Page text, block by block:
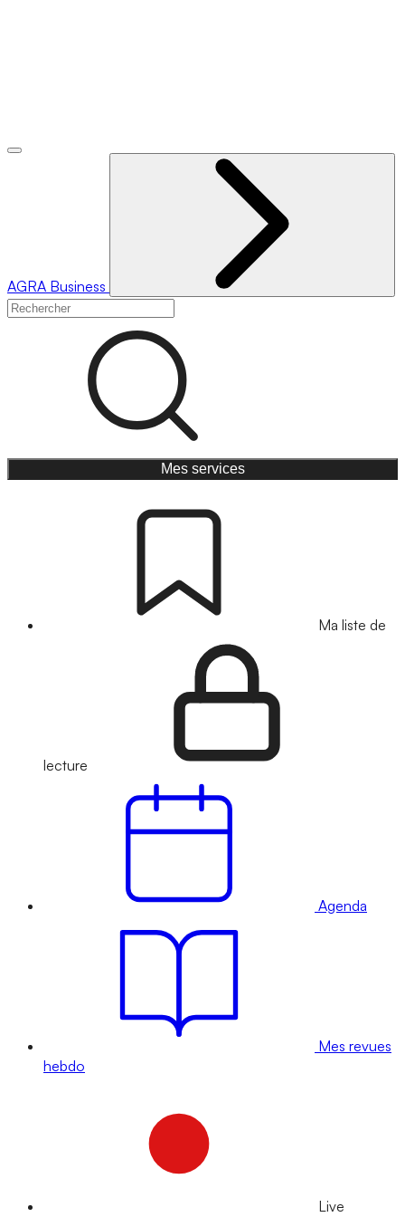
AGRA Business
Mes services
Ma liste de
lecture
Agenda
Mes revues
hebdo
Live